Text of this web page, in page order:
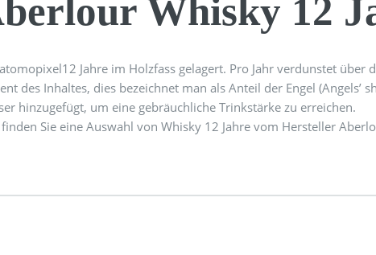
Whisky 12
12 Jahre im Holzfass gelagert. Pro Jahr verdunstet über
des Inhaltes, dies bezeichnet man als Anteil der Engel
hinzugefügt, um eine gebräuchliche Trinkstärke zu erreichen.
Sie eine Auswahl von Whisky 12 Jahre vom Hersteller